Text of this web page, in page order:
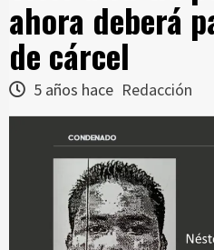
ahora deberá
de cárcel
5 años hace Redacción